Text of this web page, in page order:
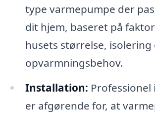
type varmepumpe der
dit hjem, baseret på
husets størrelse, isolering
opvarmningsbehov.
Installation:
er afgørende for, at